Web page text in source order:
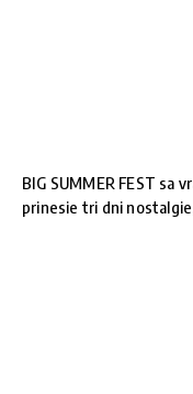
BIG SUMMER FEST sa
prinesie tri dni